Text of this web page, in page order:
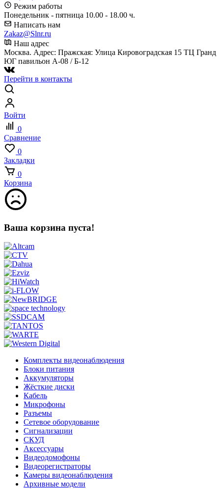
Режим работы
Понедельник - пятница 10.00 - 18.00 ч.
Написать нам
Zakaz@Slnr.ru
Наш адрес
Москва. Адрес: Пражская: Улица Кировоградская 15 ТЦ Гранд
ЮГ павильон А-08 / Б-12
Перейти в контакты
Войти
0
Сравнение
0
Закладки
0
Корзина
Ваша корзина пуста!
Комплекты видеонаблюдения
Блоки питания
Аккумуляторы
Жёсткие диски
Кабель
Микрофоны
Разъемы
Сетевое оборудование
Сигнализации
СКУД
Аксессуары
Видеодомофоны
Видеорегистраторы
Камеры видеонаблюдения
Архивные модели